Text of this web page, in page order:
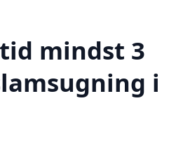
mindst 3
i